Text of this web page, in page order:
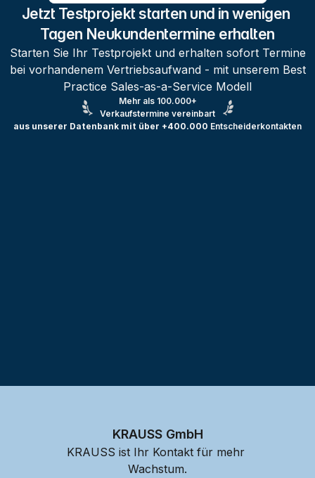
Jetzt Testprojekt starten und in wenigen
Tagen Neukundentermine erhalten
Starten Sie Ihr Testprojekt und erhalten sofort Termine
bei vorhandenem Vertriebsaufwand - mit unserem Best
Practice Sales-as-a-Service Modell
Mehr als 100.000+
Verkaufstermine vereinbart
aus unserer Datenbank mit über +400.000 Entscheiderkontakten
KRAUSS GmbH
KRAUSS ist Ihr Kontakt für mehr
Wachstum.